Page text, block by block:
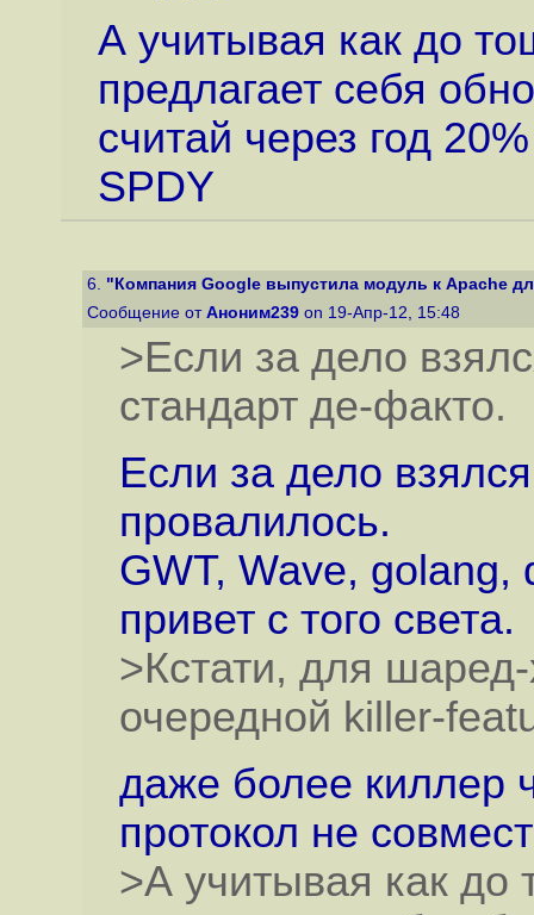
А учитывая как до
предлагает себя
считай через год
SPDY
6. "Компания Google выпустила модуль к Apache
Сообщение от Аноним239 on 19-Апр-12, 15:48
>Если за дело
стандарт де-факто.
Если за дело
провалилось.
GWT, Wave,
привет с того света.
>Кстати, для
очередной killer-
даже более
протокол не
>А учитывая как